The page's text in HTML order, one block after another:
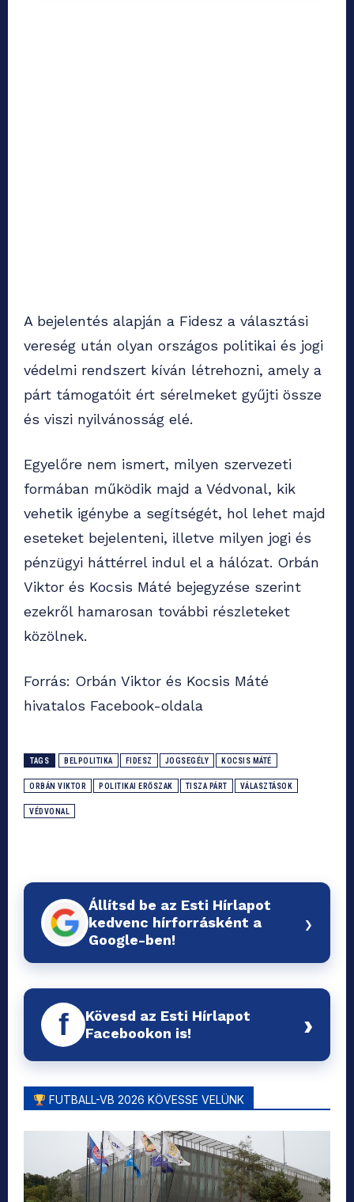
A bejelentés alapján a Fidesz a választási
vereség után olyan országos politikai és jogi
védelmi rendszert kíván létrehozni, amely a
párt támogatóit ért sérelmeket gyűjti össze
és viszi nyilvánosság elé.
Egyelőre nem ismert, milyen szervezeti
formában működik majd a Védvonal, kik
vehetik igénybe a segítségét, hol lehet majd
eseteket bejelenteni, illetve milyen jogi és
pénzügyi háttérrel indul el a hálózat. Orbán
Viktor és Kocsis Máté bejegyzése szerint
ezekről hamarosan további részleteket
közölnek.
Forrás: Orbán Viktor és Kocsis Máté
hivatalos Facebook-oldala
TAGS BELPOLITIKA FIDESZ JOGSEGÉLY KOCSIS MÁTÉ
ORBÁN VIKTOR POLITIKAI ERŐSZAK TISZA PÁRT VÁLASZTÁSOK
VÉDVONAL
Állítsd be az Esti Hírlapot
kedvenc hírforrásként a
Google-ben!
›
f
Kövesd az Esti Hírlapot
Facebookon is!
›
FUTBALL-VB 2026 KÖVESSE VELÜNK